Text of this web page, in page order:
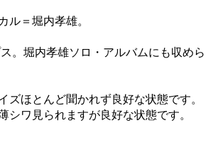
ル＝堀内孝雄。
。堀内孝雄ソロ・アルバムにも収めら
ズほとんど聞かれず良好な状態です。
シワ見られますが良好な状態です。